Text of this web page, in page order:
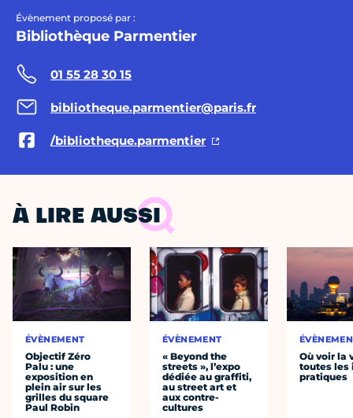
Évènement proposé par :
Bibliothèque Parmentier
01 55 28 30 15
bibliotheque.parmentier@paris.fr
/bibliotheque.parmentier
À LIRE AUSSI
ÉVÈNEMENT
Objectif Zéro
Palu : une
exposition en
plein air sur les
grilles du square
Paul Robin
ÉVÈNEMENT
« Beyond the
streets », l’expo
dédiée au graffiti,
au street art et
aux contre-
cultures
Où voir la
toutes les
pratiques